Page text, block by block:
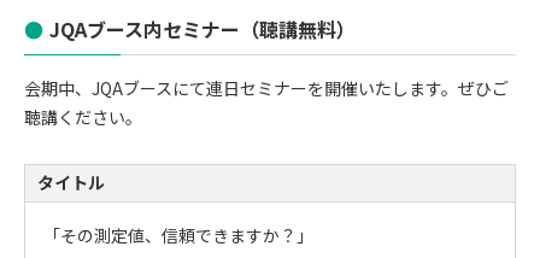
JQAブース内セミナー（聴講無料）
会期中、JQAブースにて連日セミナーを開催いたします。ぜひご
聴講ください。
タイトル
「その測定値、信頼できますか？」